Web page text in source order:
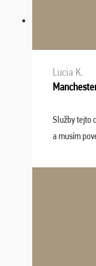
Lucia K.
Služby tejto
a musím
dispozícii